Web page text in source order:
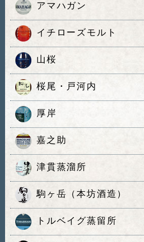
アマハガン
イチローズモルト
山桜
桜尾・戸河内
厚岸
嘉之助
津貫蒸溜所
駒ヶ岳（本坊酒造）
トルベイグ蒸留所